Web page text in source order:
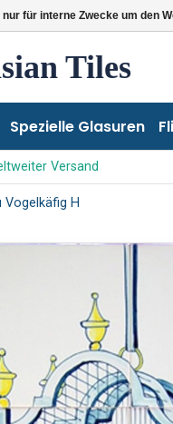
für interne Zwecke um den
Tiles
Spezielle Glasuren
Versand
Vogelkäfig H